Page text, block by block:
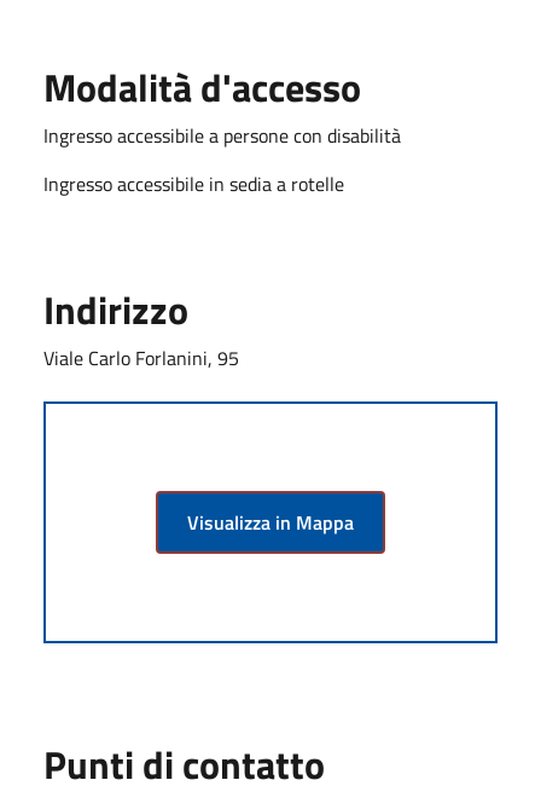
Modalità d'accesso
Ingresso accessibile a persone con disabilità
Ingresso accessibile in sedia a rotelle
Indirizzo
Viale Carlo Forlanini, 95
Visualizza in Mappa
Punti di contatto